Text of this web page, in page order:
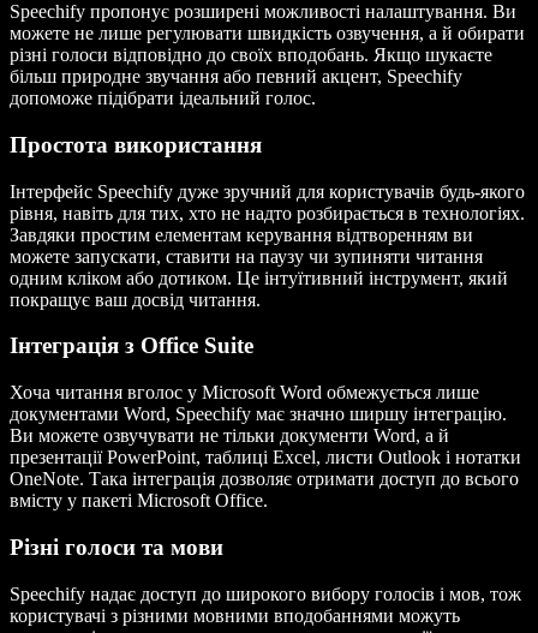
Speechify пропонує розширені можливості налаштування. Ви
можете не лише регулювати швидкість озвучення, а й обирати
різні голоси відповідно до своїх вподобань. Якщо шукаєте
більш природне звучання або певний акцент, Speechify
допоможе підібрати ідеальний голос.
Простота використання
Інтерфейс Speechify дуже зручний для користувачів будь-якого
рівня, навіть для тих, хто не надто розбирається в технологіях.
Завдяки простим елементам керування відтворенням ви
можете запускати, ставити на паузу чи зупиняти читання
одним кліком або дотиком. Це інтуїтивний інструмент, який
покращує ваш досвід читання.
Інтеграція з Office Suite
Хоча читання вголос у Microsoft Word обмежується лише
документами Word, Speechify має значно ширшу інтеграцію.
Ви можете озвучувати не тільки документи Word, а й
презентації PowerPoint, таблиці Excel, листи Outlook і нотатки
OneNote. Така інтеграція дозволяє отримати доступ до всього
вмісту у пакеті Microsoft Office.
Різні голоси та мови
Speechify надає доступ до широкого вибору голосів і мов, тож
користувачі з різними мовними вподобаннями можуть